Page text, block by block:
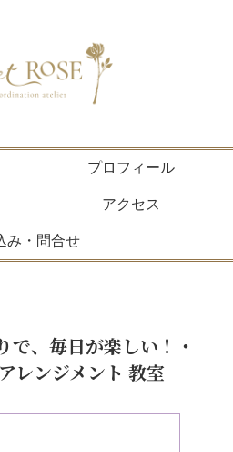
プロフィール
アクセス
み・問合せ
で、毎日が楽しい！・
レンジメント 教室